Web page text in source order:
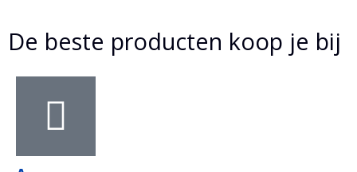
De beste producten koop je bij